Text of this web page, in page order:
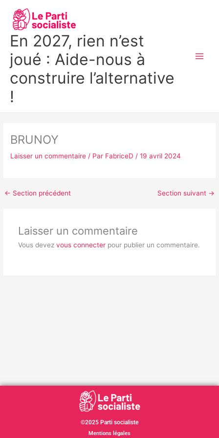
contenu
En 2027, rien n’est
joué : Aide-nous à
construire l’alternative
!
BRUNOY
Laisser un commentaire / Par FabriceD/19 avril 2024
← Section précédent Section suivant →
Laisser un commentaire
Vous devez vous connecterpour publier un commentaire.
©2025 Parti socialiste
Mentions légales